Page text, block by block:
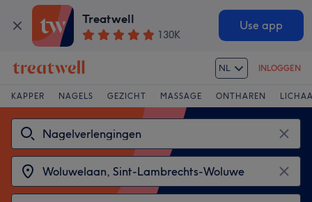
Treatwell
130K
Use app
NL INLOGGEN
KAPPER NAGELS GEZICHT MASSAGE ONTHAREN